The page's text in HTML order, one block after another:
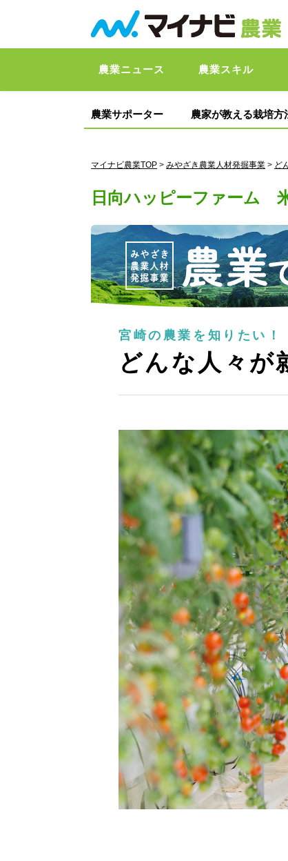
農業ニュース 農業スキル
農業サポーター 農家が教える栽培方
マイナビ農業TOP > みやざき農業人材発掘事業 > ど
日向ハッピーファーム
宮崎の農業を知りたい！
どんな人々が